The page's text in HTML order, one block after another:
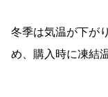
冬季は気温が下が
め、購入時に凍結